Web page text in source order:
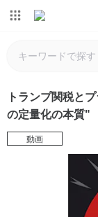
トランプ関税と
の定量化の本質"
動画